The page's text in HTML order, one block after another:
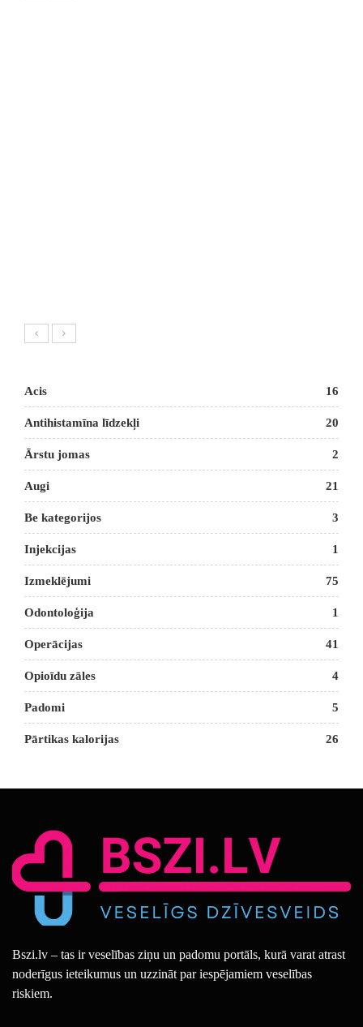
Acis 16
Antihistamīna līdzekļi 20
Ārstu jomas 2
Augi 21
Be kategorijos 3
Injekcijas 1
Izmeklējumi 75
Odontoloģija 1
Operācijas 41
Opioīdu zāles 4
Padomi 5
Pārtikas kalorijas 26
Bszi.lv – tas ir veselības ziņu un padomu portāls, kurā varat atrast
noderīgus ieteikumus un uzzināt par iespējamiem veselības
riskiem.